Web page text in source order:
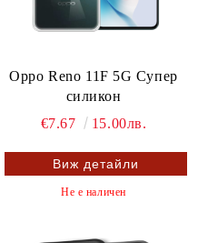
Oppo Reno 11F 5G Супер
силикон
€7.67
15.00лв.
Виж детайли
Не е наличен